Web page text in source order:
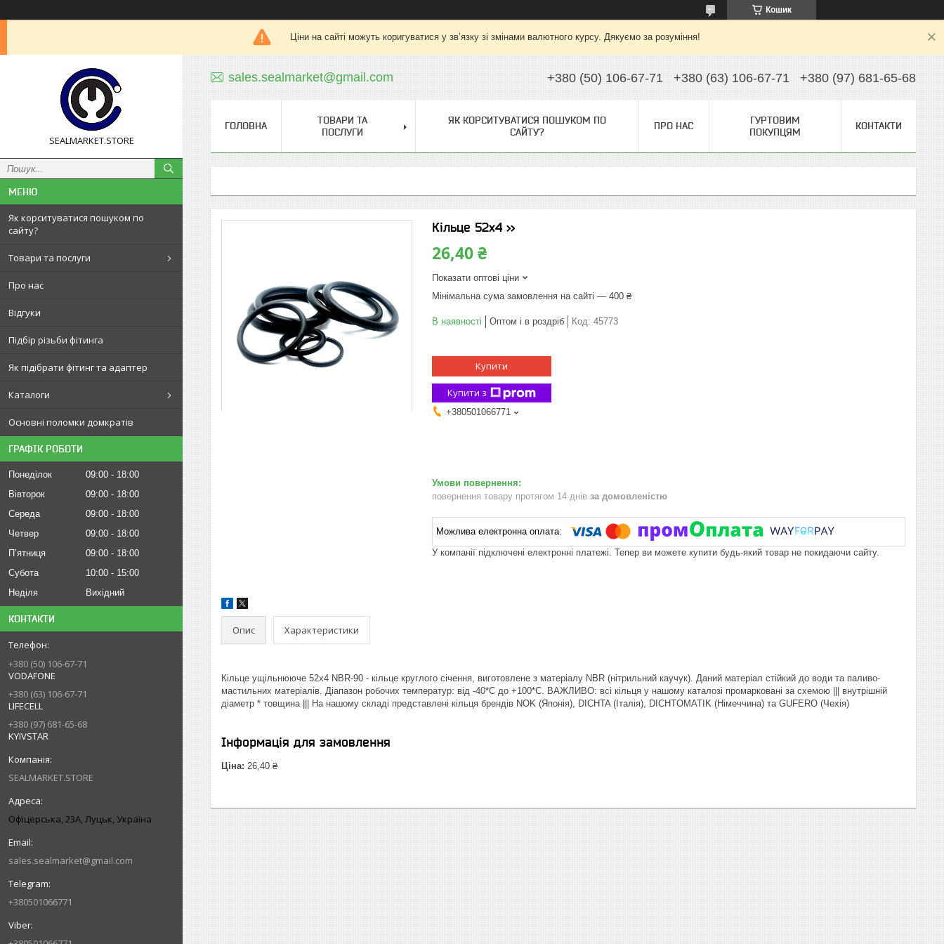
Кошик
Ціни на сайті можуть коригуватися у зв’язку зі змінами валютного курсу. Дякуємо за розуміння!
SEALMARKET.STORE
Як корситуватися пошуком по
сайту?
Товари та послуги
Про нас
Відгуки
Підбір різьби фітинга
Як підібрати фітинг та адаптер
Каталоги
Основні поломки домкратів
ГРАФІК РОБОТИ
Понеділок 09:00
18:00
Вівторок
09:00
18:00
Середа
09:00
18:00
Четвер
09:00
18:00
Пʼятниця
09:00
18:00
Субота
10:00
15:00
Неділя
Вихідний
КОНТАКТИ
+380 (50) 106-67-71
VODAFONE
+380 (63) 106-67-71
LIFECELL
+380 (97) 681-65-68
KYIVSTAR
SEALMARKET.STORE
Офіцерська, 23А, Луцьк, Україна
sales.sealmarket@gmail.com
+380501066771
sales.sealmarket@gmail.com +380 (50) 106-67-71 +380 (63) 106-67-71 +380 (97) 681-65-68
ГОЛОВНА
ТОВАРИ ТА
ПОСЛУГИ
ЯК КОРСИТУВАТИСЯ ПОШУКОМ ПО
САЙТУ?
ПРО НАС
ГУРТОВИМ
ПОКУПЦЯМ
КОНТАКТИ
Кільце 52х4 >>
26,40 ₴
Показати оптові ціни
Мінімальна сума замовлення на сайті — 400 ₴
В наявності Оптом і в роздріб Код: 45773
Купити
Купити з
+380501066771
повернення товару протягом 14 днів за домовленістю
У компанії підключені електронні платежі. Тепер ви можете купити будь-який товар не покидаючи сайту.
Опис Характеристики
Кільце ущільнююче 52х4 NBR-90 - кільце круглого січення, виготовлене з матеріалу NBR (нітрильний каучук). Даний матеріал стійкий до води та паливо-
мастильних матеріалів. Діапазон робочих температур: від -40*С до +100*С. ВАЖЛИВО: всі кільця у нашому каталозі промарковані за схемою ||| внутрішній
діаметр * товщина ||| На нашому складі представлені кільця брендів NOK (Японія), DICHTA (Італія), DICHTOMATIK (Німеччина) та GUFERO (Чехія)
Інформація для замовлення
Ціна: 26,40 ₴